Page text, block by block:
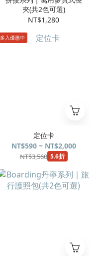
夾(共2色可選)
NT$1,280
多入優惠中
定位卡
NT$590 ~ NT$2,000
NT$3,560 5.6折